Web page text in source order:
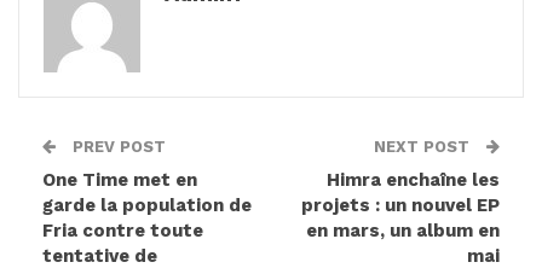
PREV POST
One Time met en
garde la population de
Fria contre toute
tentative de
NEXT POST
Himra enchaîne les
projets : un nouvel EP
en mars, un album en
mai